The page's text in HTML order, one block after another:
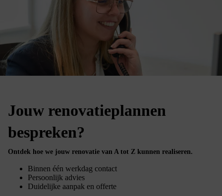
Jouw renovatieplannen
bespreken?
Ontdek hoe we jouw renovatie van A tot Z kunnen realiseren.
Binnen één werkdag contact
Persoonlijk advies
Duidelijke aanpak en offerte